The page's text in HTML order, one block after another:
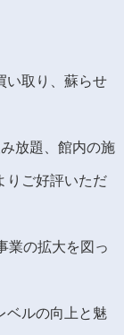
い取り、蘇らせ
放題、館内の施
りご好評いただ
業の拡大を図っ
ベルの向上と魅